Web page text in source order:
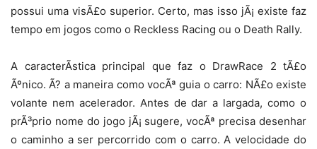
possui uma visÃ£o superior. Certo, mas isso jÃ¡ existe faz
tempo em jogos como o Reckless Racing ou o Death Rally.
A caracterÃ­stica principal que faz o DrawRace 2 tÃ£o
Ãºnico. Ã? a maneira como vocÃª guia o carro: NÃ£o existe
volante nem acelerador. Antes de dar a largada, como o
prÃ³prio nome do jogo jÃ¡ sugere, vocÃª precisa desenhar
o caminho a ser percorrido com o carro. A velocidade do